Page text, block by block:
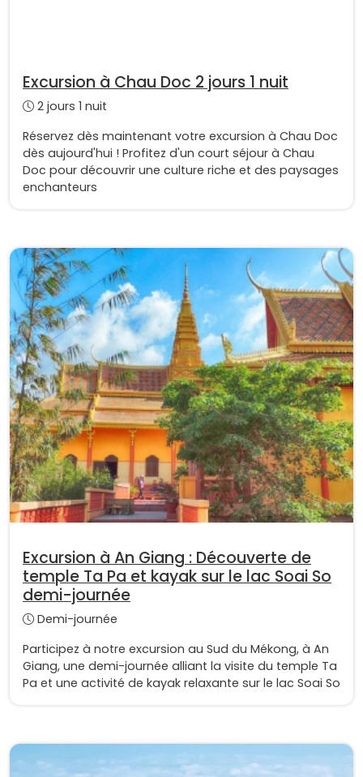
Excursion à Chau Doc 2 jours 1 nuit
2 jours 1 nuit
Réservez dès maintenant votre excursion à Chau Doc
dès aujourd'hui ! Profitez d'un court séjour à Chau
Doc pour découvrir une culture riche et des paysages
enchanteurs
Excursion à An Giang : Découverte de
temple Ta Pa et kayak sur le lac Soai So
demi-journée
Demi-journée
Participez à notre excursion au Sud du Mékong, à An
Giang, une demi-journée alliant la visite du temple Ta
Pa et une activité de kayak relaxante sur le lac Soai So